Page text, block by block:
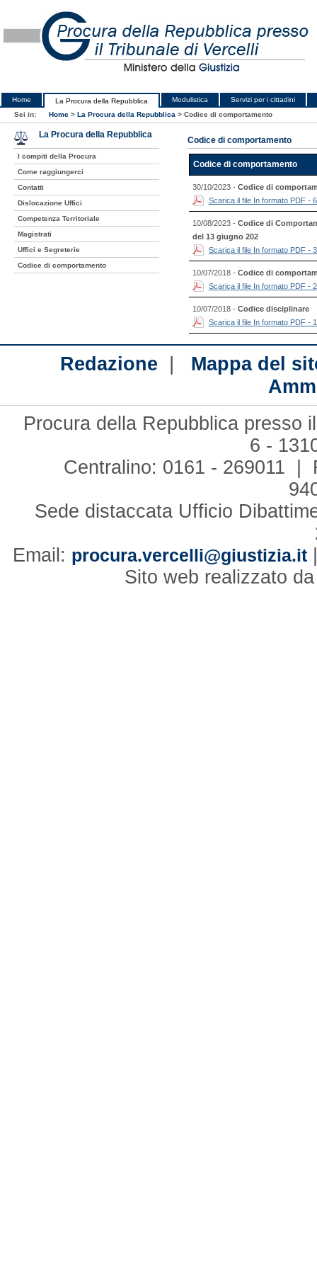
Home La Procura della Repubblica Modulistica
Servizi per i cittadini
Sei in:
Home > La Procura della Repubblica > Codice di comportamento
Codice di comportamento
Codice di comportamento
30/10/2023 - Codice di
Scarica il file In formato PDF -
10/08/2023 - Codice di
del 13 giugno 202
Scarica il file In formato PDF -
10/07/2018 - Codice di
Scarica il file In formato PDF -
10/07/2018 - Codice disciplinare
Scarica il file In formato PDF -
La Procura della Repubblica
I compiti della Procura
Come raggiungerci
Contatti
Dislocazione Uffici
Competenza Territoriale
Magistrati
Uffici e Segreterie
Codice di comportamento
Redazione | Mappa del
Procura della Repubblica presso
6 -
Centralino: 0161 - 269011 |
Sede distaccata Ufficio
Email: procura.vercelli@giustizia.it|
Sito web realizzato